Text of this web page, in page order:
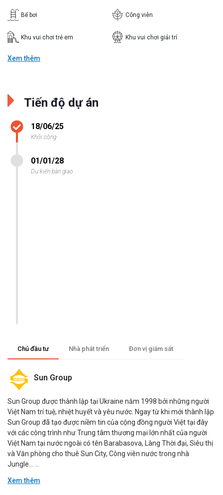
Bể bơi Công viên
Khu vui chơi trẻ em Khu vui chơi giải trí
Xem thêm
Tiến độ dự án
18/06/25
Khởi công
01/01/28
Dự kiến bàn giao
Chủ đầu tư Nhà phát triển Đơn vị giám sát
Sun Group
Sun Group được thành lập tại Ukraine năm 1998 bởi những người
Việt Nam trí tuệ, nhiệt huyết và yêu nước. Ngay từ khi mới thành lập
Sun Group đã tạo được niềm tin của cộng đồng người Việt tại đây
với các công trình như Trung tâm thương mại lớn nhất của người
Việt Nam tại nước ngoài có tên Barabasova, Làng Thời đại, Siêu thị
và Văn phòng cho thuê Sun City, Công viên nước trong nhà
Jungle… ...
Xem thêm